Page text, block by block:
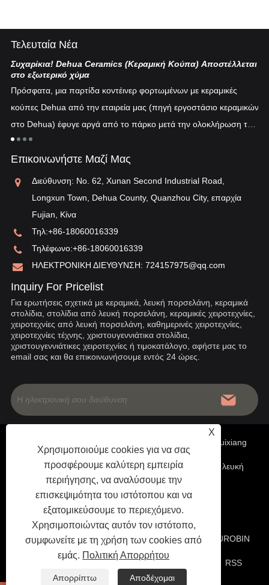
Τελευταία Νέα
Συχαρίκια! Dehua Ceramics (Κεραμική Κούπα) Αποστέλλεται
στο εξωτερικό χύμα
Πρόσφατα, μια παρτίδα κοντέινερ φορτωμένων με κεραμικές
κούπες Dehua από την εταιρεία μας (πηγή εργοστάσιο κεραμικών
στο Dehua) έφυγε αργά από το πάρκο μετά την ολοκλήρωση του
εκτελωνισμού...
Επικοινωνήστε Μαζί Μας
Διεύθυνση: No. 62, Xunan Second Industrial Road,
Longxun Town, Dehua County, Quanzhou City, επαρχία
Fujian, Κίνα
Τηλ:+86-18060016339
Τηλέφωνο:+86-18060016339
ΗΛΕΚΤΡΟΝΙΚΗ ΔΙΕΥΘΥΝΣΗ: 724157975@qq.com
Inquiry For Pricelist
Για ερωτήσεις σχετικά με κεραμικά, λευκή πορσελάνη, κεραμικά
στολίδια, στολίδια από λευκή πορσελάνη, κεραμικές χειροτεχνίες,
χειροτεχνίες από λευκή πορσελάνη, καθημερινές χειροτεχνίες,
χειροτεχνίες τέχνης, χριστουγεννιάτικα στολίδια,
χριστουγεννιάτικες χειροτεχνίες ή τιμοκατάλογο, αφήστε μας το
email σας και θα επικοινωνήσουμε εντός 24 ώρες.
Πνευματικά δικαιώματα © 2020 China Fujian Dehua Jinruixiang
Ceramics Co., Ltd- Κινέζικα κεραμικά, Διακοσμητικά από λευκή
πορσελάνη, χειροτεχνίες από λευκή πορσελάνη - Με την
επιφύλαξη παντός δικαιώματος
ΤΕΧΝΙΚΗ ΥΠΟΣΤΗΡΙΞΗ ΙΣΤΟΣΕΛΙΔΑΣ:ΔΙΚΤΥΟ TIANYUROBIN
ZHANG :+86-18060016339 |Συνδέσεις| RSS
X
Χρησιμοποιούμε cookies για να σας
προσφέρουμε καλύτερη εμπειρία
περιήγησης, να αναλύσουμε την
επισκεψιμότητα του ιστότοπου και να
εξατομικεύσουμε το περιεχόμενο.
Χρησιμοποιώντας αυτόν τον ιστότοπο,
συμφωνείτε με τη χρήση των cookies από
εμάς. Πολιτική Απορρήτου
Απορρίπτω Αποδέχομαι